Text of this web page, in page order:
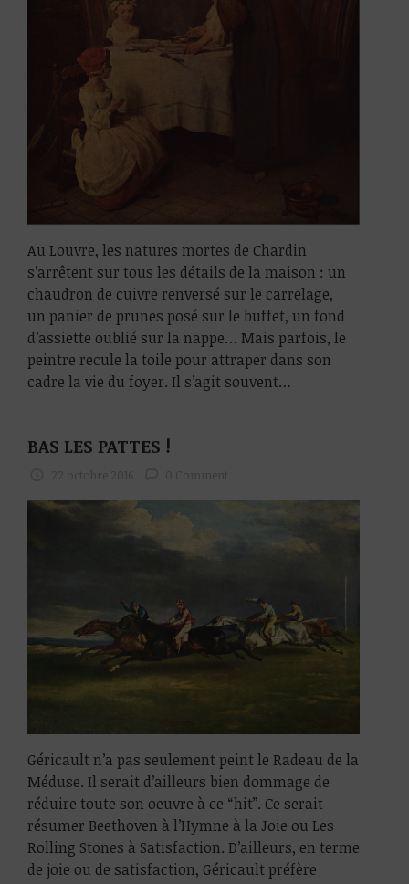
Au Louvre, les natures mortes de Chardin
s’arrêtent sur tous les détails de la maison : un
chaudron de cuivre renversé sur le carrelage,
un panier de prunes posé sur le buffet, un fond
d’assiette oublié sur la nappe… Mais parfois, le
peintre recule la toile pour attraper dans son
cadre la vie du foyer. Il s’agit souvent…
BAS LES PATTES !
Géricault n’a pas seulement peint le Radeau de la
Méduse. Il serait d’ailleurs bien dommage de
réduire toute son oeuvre à ce “hit”. Ce serait
résumer Beethoven à l’Hymne à la Joie ou Les
Rolling Stones à Satisfaction. D’ailleurs, en terme
de joie ou de satisfaction, Géricault préfère